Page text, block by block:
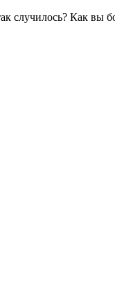
случилось? Как вы